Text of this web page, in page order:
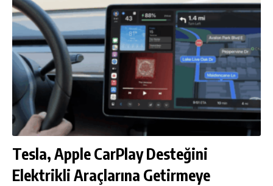
Tesla, Apple CarPlay Desteğini
Elektrikli Araçlarına Getirmeye